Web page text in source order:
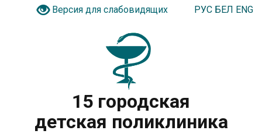
Версия для слабовидящих РУС БЕЛ ENG
15 городская
детская поликлиника